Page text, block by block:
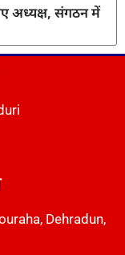
अध्यक्ष, संगठन में
Dehradun,